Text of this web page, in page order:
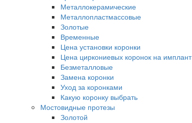
Металлокерамические
Металлопластмассовые
Золотые
Временные
Цена установки коронки
Цена циркониевых коронок на имплант
Безметалловые
Замена коронки
Уход за коронками
Какую коронку выбрать
Мостовидные протезы
Золотой